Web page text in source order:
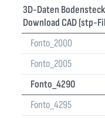
3D-Daten
Download CAD (stp-
Fonto_2000
Fonto_2005
Fonto_4290
Fonto_4295